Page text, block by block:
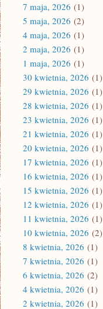
7 maja, 2026 (1)
5 maja, 2026 (2)
4 maja, 2026 (1)
2 maja, 2026 (1)
1 maja, 2026 (1)
30 kwietnia, 2026 (1)
29 kwietnia, 2026 (1)
28 kwietnia, 2026 (1)
23 kwietnia, 2026 (1)
21 kwietnia, 2026 (1)
20 kwietnia, 2026 (1)
17 kwietnia, 2026 (1)
16 kwietnia, 2026 (1)
15 kwietnia, 2026 (1)
12 kwietnia, 2026 (1)
11 kwietnia, 2026 (1)
10 kwietnia, 2026 (2)
8 kwietnia, 2026 (1)
7 kwietnia, 2026 (1)
6 kwietnia, 2026 (2)
4 kwietnia, 2026 (1)
2 kwietnia, 2026 (1)